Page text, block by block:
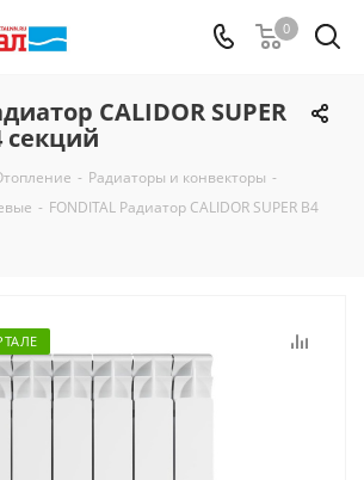
0
CALIDOR SUPER
секций
- Радиаторы и конвекторы -
- FONDITAL Радиатор CALIDOR SUPER B4